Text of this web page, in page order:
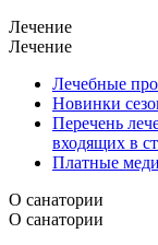
Лечение
Лечение
Лечебные
Новинки
Перечень
входящих в
Платные
О санатории
О санатории